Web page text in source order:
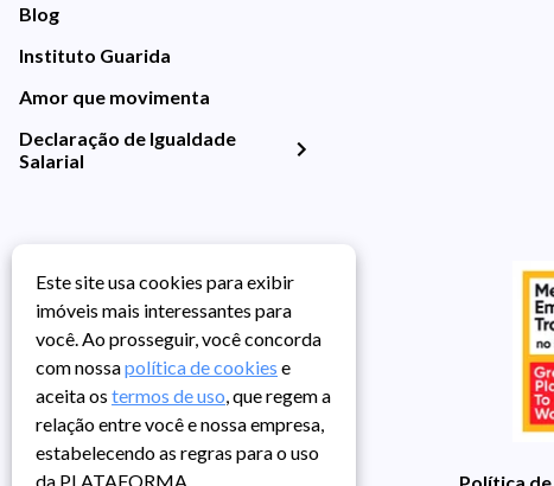
Blog
Instituto Guarida
Amor que movimenta
Declaração de Igualdade
Salarial
Política
Este site usa cookies para exibir
imóveis mais interessantes para
você. Ao prosseguir, você concorda
com nossapolítica de cookies e
aceita os termos de uso, que regem a
relação entre você e nossa empresa,
estabelecendo as regras para o uso
da PLATAFORMA.